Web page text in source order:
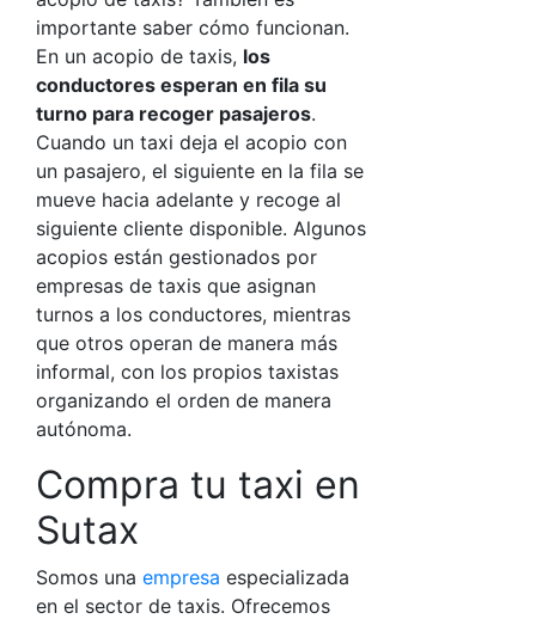
importante saber cómo funcionan.
En un acopio de taxis, los
conductores esperan en fila su
turno para recoger pasajeros.
Cuando un taxi deja el acopio con
un pasajero, el siguiente en la fila se
mueve hacia adelante y recoge al
siguiente cliente disponible. Algunos
acopios están gestionados por
empresas de taxis que asignan
turnos a los conductores, mientras
que otros operan de manera más
informal, con los propios taxistas
organizando el orden de manera
autónoma.
Compra tu taxi en
Sutax
Somos una empresa especializada
en el sector de taxis. Ofrecemos